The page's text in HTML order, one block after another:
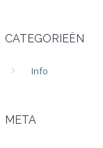
CATEGORIEËN
Info
META